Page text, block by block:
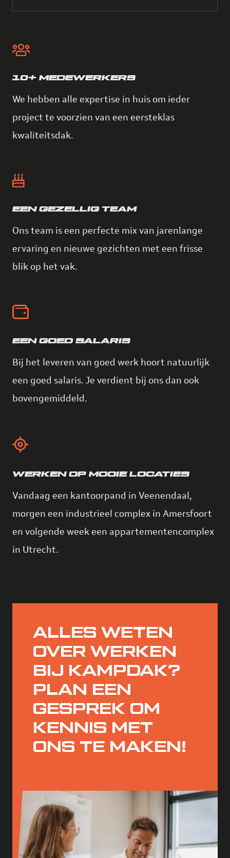
10+ MEDEWERKERS
We hebben alle expertise in huis om ieder
project te voorzien van een eersteklas
kwaliteitsdak.
EEN GEZELLIG TEAM
Ons team is een perfecte mix van jarenlange
ervaring en nieuwe gezichten met een frisse
blik op het vak.
EEN GOED SALARIS
Bij het leveren van goed werk hoort natuurlijk
een goed salaris. Je verdient bij ons dan ook
bovengemiddeld.
WERKEN OP MOOIE LOCATIES
Vandaag een kantoorpand in Veenendaal,
morgen een industrieel complex in Amersfoort
en volgende week een appartementencomplex
in Utrecht.
ALLES WETEN
OVER WERKEN
BIJ KAMPDAK?
PLAN EEN
GESPREK OM
KENNIS MET
ONS TE MAKEN !